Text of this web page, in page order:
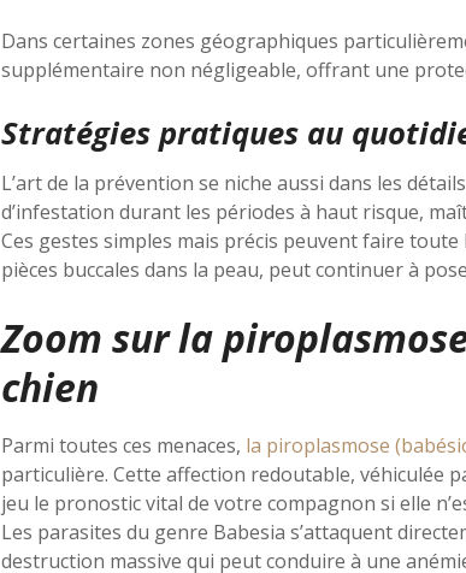
Dans certaines zones géographiques
supplémentaire non négligeable, offrant une
Stratégies pratiques au
L’art de la prévention se niche aussi dans les
d’infestation durant les périodes à haut risque,
Ces gestes simples mais précis peuvent faire
pièces buccales dans la peau, peut continuer à
Zoom sur la
chien
Parmi toutes ces menaces, la piroplasmose
particulière. Cette affection redoutable, véhiculée
jeu le pronostic vital de votre compagnon si elle
Les parasites du genre Babesia s’attaquent
destruction massive qui peut conduire à une